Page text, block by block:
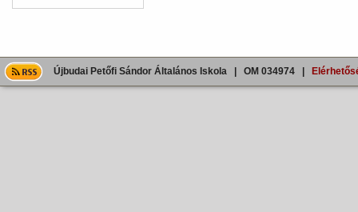
Újbudai Petőfi Sándor Általános Iskola | OM 034974 |